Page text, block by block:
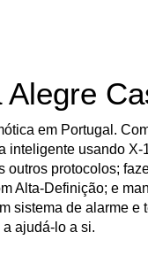
Alegre
em Portugal.
inteligente usando X-
outros protocolos;
Alta-Definição; e
sistema de alarme e
ajudá-lo a si.